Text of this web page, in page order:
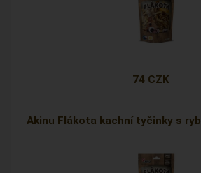
74 CZK
Akinu Flákota kachní tyčinky s